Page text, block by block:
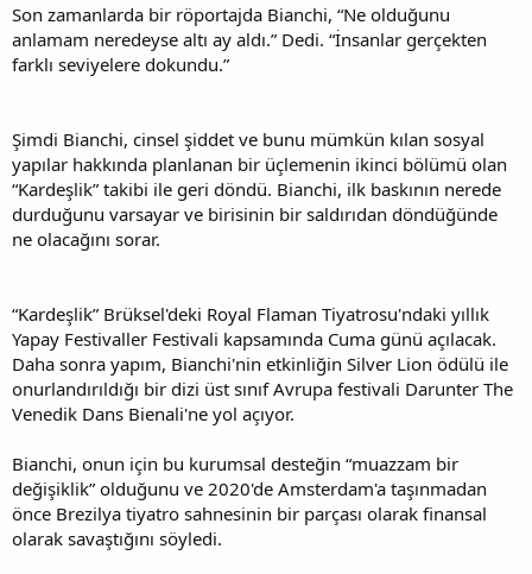
Son zamanlarda bir röportajda Bianchi, “Ne olduğunu
anlamam neredeyse altı ay aldı.” Dedi. “İnsanlar gerçekten
farklı seviyelere dokundu.”
Şimdi Bianchi, cinsel şiddet ve bunu mümkün kılan sosyal
yapılar hakkında planlanan bir üçlemenin ikinci bölümü olan
“Kardeşlik” takibi ile geri döndü. Bianchi, ilk baskının nerede
durduğunu varsayar ve birisinin bir saldırıdan döndüğünde
ne olacağını sorar.
“Kardeşlik” Brüksel'deki Royal Flaman Tiyatrosu'ndaki yıllık
Yapay Festivaller Festivali kapsamında Cuma günü açılacak.
Daha sonra yapım, Bianchi'nin etkinliğin Silver Lion ödülü ile
onurlandırıldığı bir dizi üst sınıf Avrupa festivali Darunter The
Venedik Dans Bienali'ne yol açıyor.
Bianchi, onun için bu kurumsal desteğin “muazzam bir
değişiklik” olduğunu ve 2020'de Amsterdam'a taşınmadan
önce Brezilya tiyatro sahnesinin bir parçası olarak finansal
olarak savaştığını söyledi.